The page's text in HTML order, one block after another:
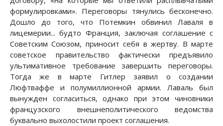
формулировками». Переговоры тянулись бесконечно.
Дошло до того, что Потемкин обвинил Лаваля в
лицемерии... будто Франция, заключая соглашение с
Советским Союзом, приносит себя в жертву. В марте
советское правительство фактически предъявило
ультимативное требование завершить переговоры.
Тогда же в марте Гитлер заявил о создании
Люфтваффе и полумиллионной армии. Лаваль был
вынужден согласиться, однако при этом чиновники
французского внешнеполитического ведомства
буквально выхолостили проект соглашения.